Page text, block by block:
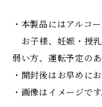
・本製品にはアルコ
お子様、妊娠・授
弱い方、運転予定の
・開封後はお早めに
・画像はイメージで